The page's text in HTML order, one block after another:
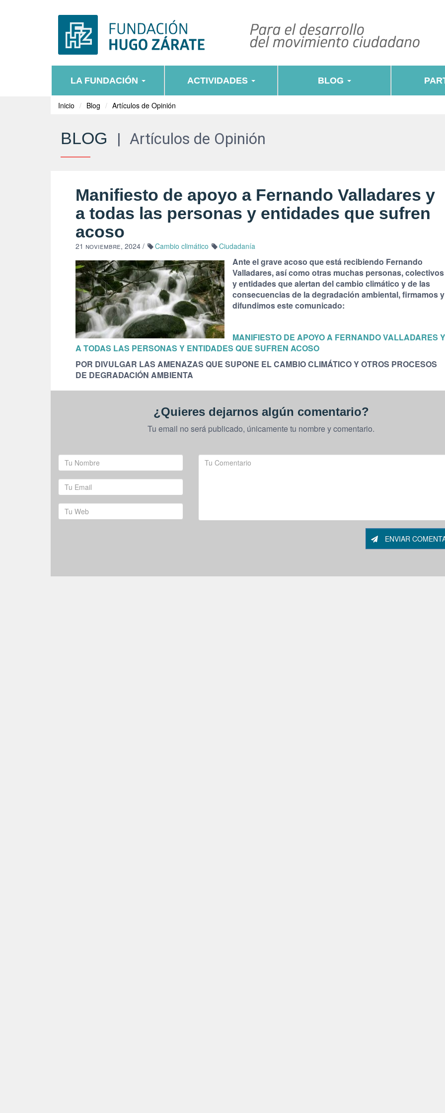
LA FUNDACIÓN ACTIVIDADES BLOG
Inicio Blog Artículos de Opinión
BLOG | Artículos de Opinión
Manifiesto de apoyo a Fernando Valladares y
a todas las personas y entidades que sufren
acoso
21 noviembre, 2024 / Cambio climático Ciudadanía
Ante el grave acoso que está recibiendo Fernando
Valladares, así como otras muchas personas, colectivos
y entidades que alertan del cambio climático y de las
consecuencias de la degradación ambiental, firmamos y
difundimos este comunicado:
MANIFIESTO DE APOYO A FERNANDO VALLADARES Y
A TODAS LAS PERSONAS Y ENTIDADES QUE SUFREN ACOSO
POR DIVULGAR LAS AMENAZAS QUE SUPONE EL CAMBIO CLIMÁTICO Y OTROS PROCESOS
DE DEGRADACIÓN AMBIENTA
¿Quieres dejarnos algún comentario?
Tu email no será publicado, únicamente tu nombre y comentario.
ENVIAR